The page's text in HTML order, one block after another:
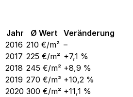
Jahr Ø Wert
Veränderung
2016 210 €/m² –
2017 225 €/m² +7,1 %
2018 245 €/m² +8,9 %
2019 270 €/m² +10,2 %
2020 300 €/m² +11,1 %